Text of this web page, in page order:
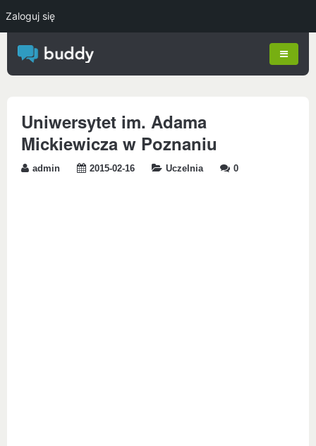
Uniwersytet im. Adama
Mickiewicza w Poznaniu
admin 2015-02-16 Uczelnia 0
Zaloguj się